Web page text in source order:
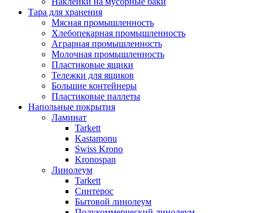
Тара для хранения
Мясная промышленность
Хлебопекарная промышленность
Аграрная промышленность
Молочная промышленность
Пластиковые ящики
Тележки для ящиков
Большие контейнеры
Пластиковые паллеты
Напольные покрытия
Ламинат
Tarkett
Kastamonu
Swiss Krono
Kronospan
Линолеум
Tarkett
Синтерос
Бытовой линолеум